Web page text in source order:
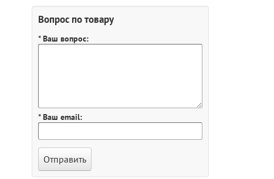
Вопрос по товару
* Ваш вопрос:
* Ваш email: